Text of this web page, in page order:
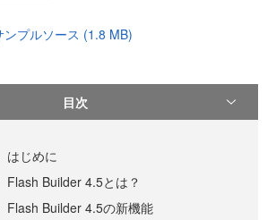
ンプルソース (1.8 MB)
目次
はじめに
Flash Builder 4.5とは？
Flash Builder 4.5の新機能